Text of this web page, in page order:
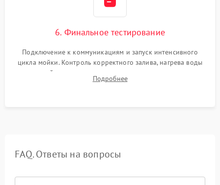
6. Финальное тестирование
Подключение к коммуникациям и запуск интенсивного
цикла мойки. Контроль корректного залива, нагрева воды
до нужной температуры, отсутствия посторонних шумов,
штатного слива и абсолютной сухости в поддоне.
Подробнее
FAQ. Ответы на вопросы